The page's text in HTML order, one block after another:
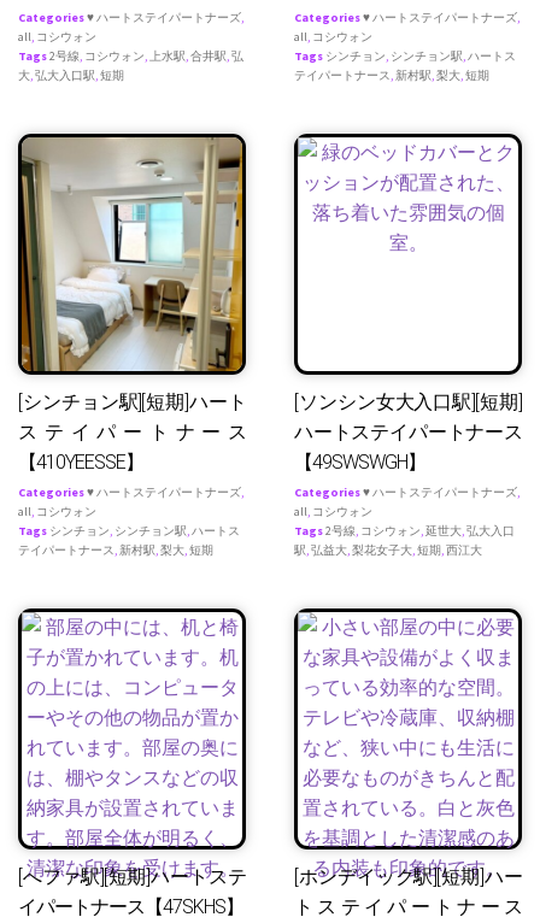
Categories♥ ハートステイパートナーズ,
all, コシウォン
Tags2号線, コシウォン, 上水駅,合井駅,弘
大,弘大入口駅,短期
Categories♥ ハートステイパートナーズ,
all, コシウォン
Tags シンチョン, シンチョン駅,ハートス
テイパートナース,新村駅,梨大,短期
[シンチョン駅][短期]ハート
ステイパートナース
【410YEESSE】
Categories♥ ハートステイパートナーズ,
all, コシウォン
Tags シンチョン, シンチョン駅,ハートス
テイパートナース,新村駅,梨大,短期
[ソンシン女大入口駅][短期]
ハートステイパートナース
【49SWSWGH】
Categories♥ ハートステイパートナーズ,
all, コシウォン
Tags2号線, コシウォン,延世大,弘大入口
駅,弘益大,梨花女子大,短期,西江大
[へファ駅][短期]ハートステ
イパートナース【47SKHS】
[ホンデイック駅][短期]ハー
トステイパートナース